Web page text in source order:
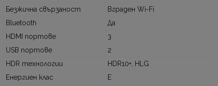
Безжична свързаност
Вграден Wi-Fi
Bluetooth
Да
HDMI портове
3
USB портове
2
HDR технологии
HDR10+, HLG
Енергиен клас
E